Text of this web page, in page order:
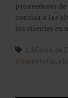
proveedores
concisa a las
los clientes en
1. Malón de
alimentaria,